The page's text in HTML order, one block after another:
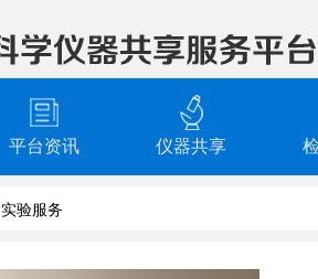
平台资讯 仪器共享
实验服务